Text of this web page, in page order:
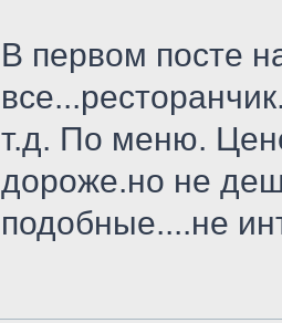
В первом посте
т.д. По меню.
дороже.но не
подобные....не